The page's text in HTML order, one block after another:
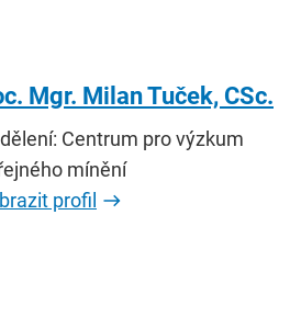
Mgr. Milan Tuček, CSc.
Centrum pro výzkum
mínění
profil